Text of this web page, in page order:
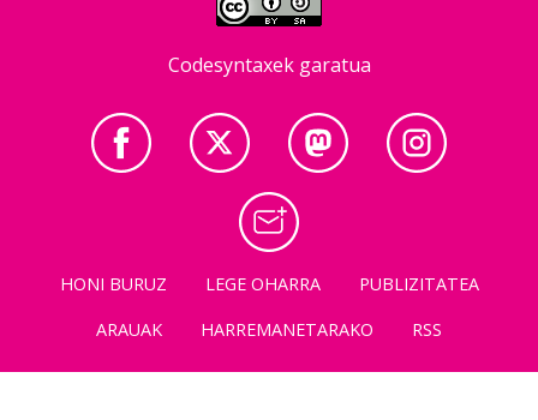
Codesyntaxek garatua
HONI BURUZ LEGE OHARRA
PUBLIZITATEA
ARAUAK
HARREMANETARAKO RSS